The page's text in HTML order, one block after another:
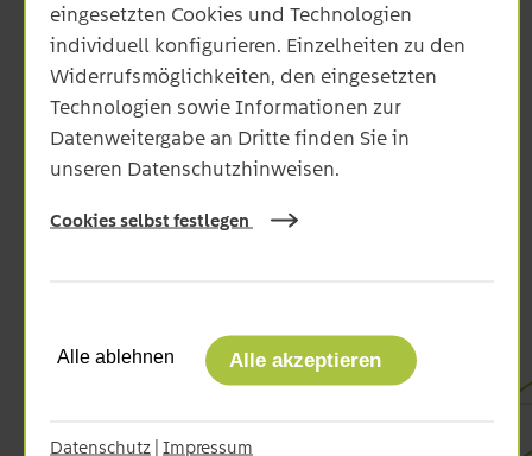
08:00 bis 16:00 Uhr
Freitag:
08:00 Uhr bis 14:00 Uhr
Störung melden
im Stromnetz: 07961 9336-1401
DIE NETZE ODR
Engagement
SERVICES
eingesetzten Cookies und Technologien
individuell konfigurieren. Einzelheiten zu den
Widerrufsmöglichkeiten, den eingesetzten
Technologien sowie Informationen zur
Datenweitergabe an Dritte finden Sie in
unseren Datenschutzhinweisen.
Cookies selbst festlegen
Alle ablehnen Alle akzeptieren
Datenschutz | Impressum